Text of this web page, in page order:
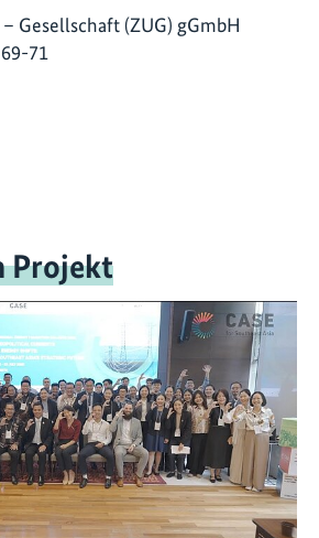
Gesellschaft (ZUG) gGmbH
71
Projekt